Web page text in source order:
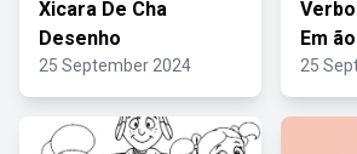
Xicara De Cha
Desenho
25 September 2024
Em
25